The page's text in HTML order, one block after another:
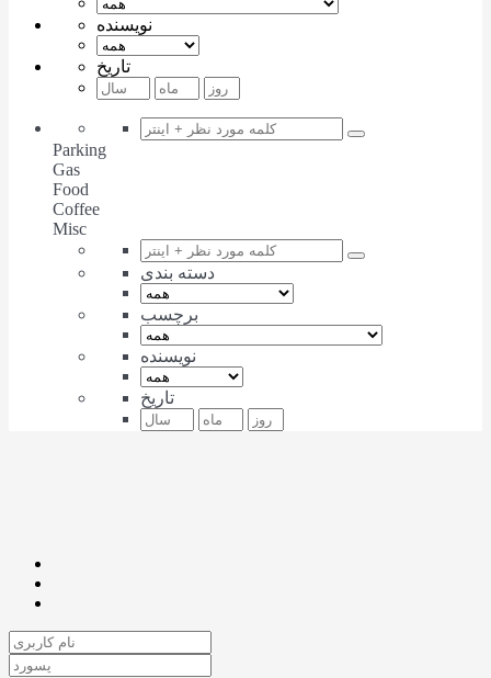
نویسنده
تاریخ
Parking
Gas
Food
Coffee
Misc
دسته بندی
برچسب
نویسنده
تاریخ